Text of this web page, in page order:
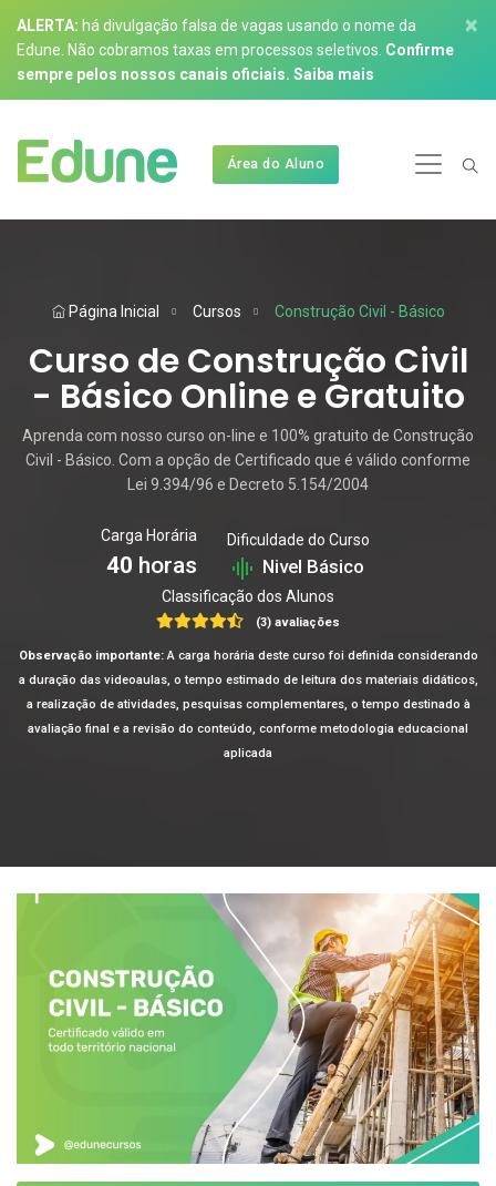
ALERTA: há divulgação falsa de vagas usando o nome da
Edune. Não cobramos taxas em processos seletivos. Confirme
sempre pelos nossos canais oficiais. Saiba mais
×
Área do Aluno
Página Inicial Cursos Construção Civil - Básico
Curso de Construção Civil
- Básico Online e Gratuito
Aprenda com nosso curso on-line e 100% gratuito de Construção
Civil - Básico. Com a opção de Certificado que é válido conforme
Lei 9.394/96 e Decreto 5.154/2004
Carga Horária
40 horas
Dificuldade do Curso
Nivel Básico
Classificação dos Alunos
(3) avaliações
Observação importante:A carga horária deste curso foi definida considerando
a duração das videoaulas, o tempo estimado de leitura dos materiais didáticos,
a realização de atividades, pesquisas complementares, o tempo destinado à
avaliação final e a revisão do conteúdo, conforme metodologia educacional
aplicada